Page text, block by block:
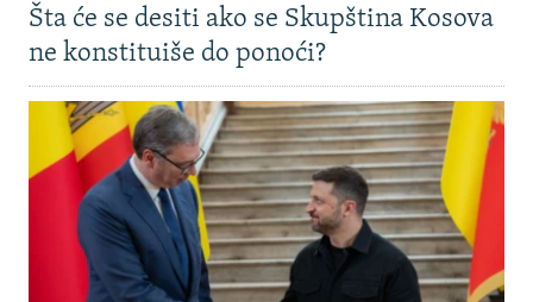
Šta će se desiti ako se Skupština Kosova
ne konstituiše do ponoći?